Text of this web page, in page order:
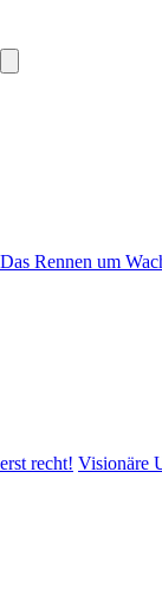
Das Rennen um
erst recht! Visionäre